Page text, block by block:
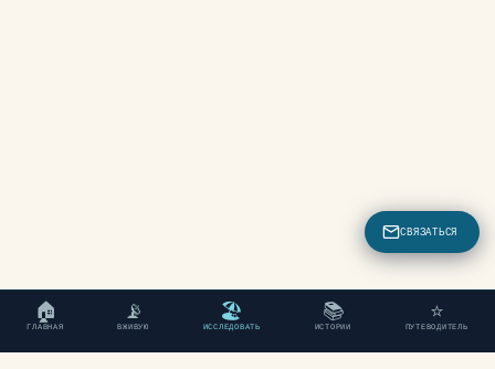
🏠
ГЛАВНАЯ
📡
ВЖИВУЮ
🏖
ИССЛЕДОВАТЬ
📚
ИСТОРИИ
⭐
ПУТЕВОДИТЕЛЬ
СВЯЗАТЬСЯ